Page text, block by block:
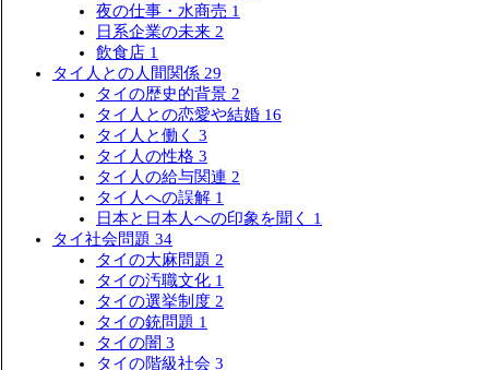
夜の仕事・水商売 1
日系企業の未来 2
飲食店 1
タイ人との人間関係 29
タイの歴史的背景 2
タイ人との恋愛や結婚 16
タイ人と働く 3
タイ人の性格 3
タイ人の給与関連 2
タイ人への誤解 1
日本と日本人への印象を聞く 1
タイ社会問題 34
タイの大麻問題 2
タイの汚職文化 1
タイの選挙制度 2
タイの銃問題 1
タイの闇 3
タイの階級社会 3